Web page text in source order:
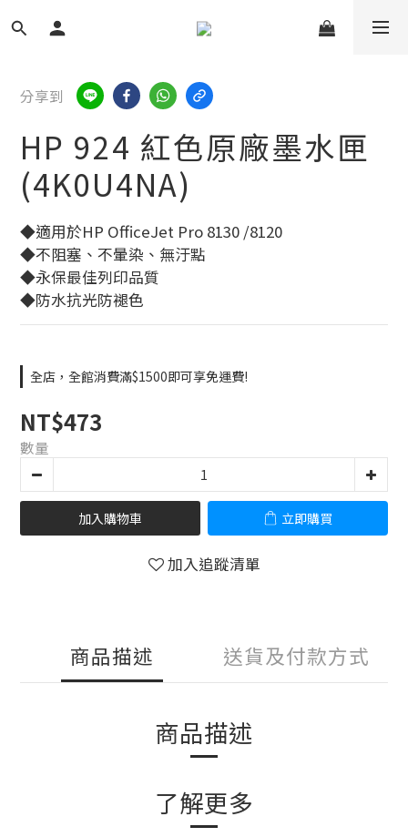
分享到
HP 924 紅色原廠墨水匣
(4K0U4NA)
◆適用於HP OfficeJet Pro 8130 /8120
◆不阻塞、不暈染、無汙點
◆永保最佳列印品質
◆防水抗光防褪色
全店，全館消費滿$1500即可享免運費!
NT$473
數量
加入購物車 立即購買
加入追蹤清單
商品描述 送貨及付款方式
商品描述
了解更多